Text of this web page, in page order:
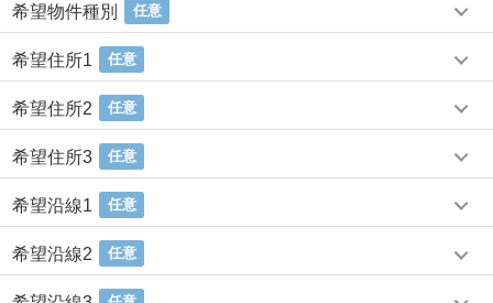
希望物件種別 任意
希望住所1 任意
希望住所2 任意
希望住所3 任意
希望沿線1 任意
希望沿線2 任意